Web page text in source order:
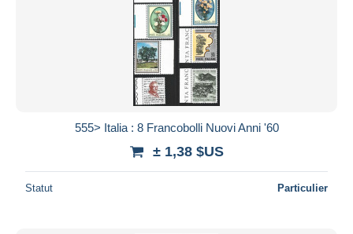
555> Italia : 8 Francobolli Nuovi Anni '60
± 1,38 $US
Statut Particulier